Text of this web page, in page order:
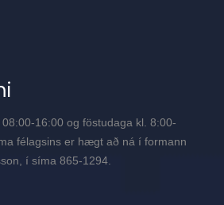
16:00 og föstudaga kl. 8:00-
félagsins er hægt að ná í formann
í síma 865-1294.